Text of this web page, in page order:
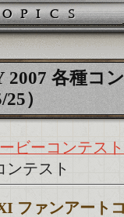
2007 各種コ
）
ビーコンテスト
ンテスト
ファンアート